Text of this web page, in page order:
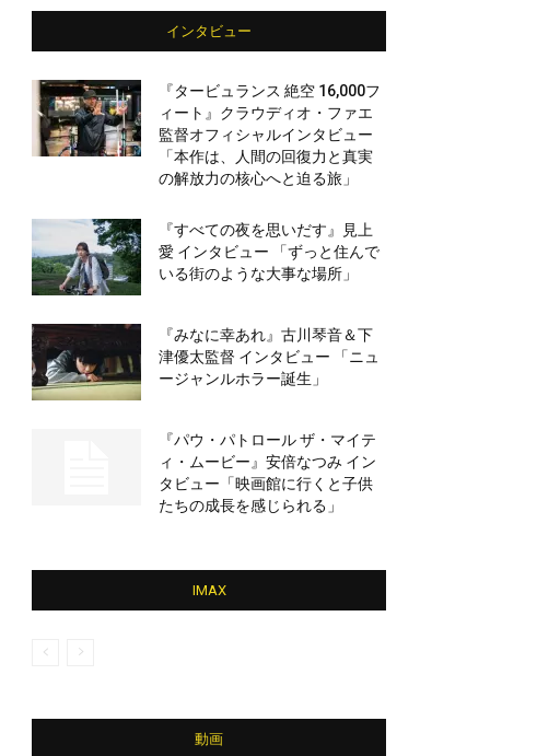
インタビュー
『タービュランス 絶空 16,000フ
ィート』クラウディオ・ファエ
監督オフィシャルインタビュー
「本作は、人間の回復力と真実
の解放力の核心へと迫る旅」
『すべての夜を思いだす』見上
愛 インタビュー 「ずっと住んで
いる街のような大事な場所」
『みなに幸あれ』古川琴音＆下
津優太監督 インタビュー 「ニュ
ージャンルホラー誕生」
『パウ・パトロール ザ・マイテ
ィ・ムービー』安倍なつみ イン
タビュー「映画館に行くと子供
たちの成長を感じられる」
IMAX
動画